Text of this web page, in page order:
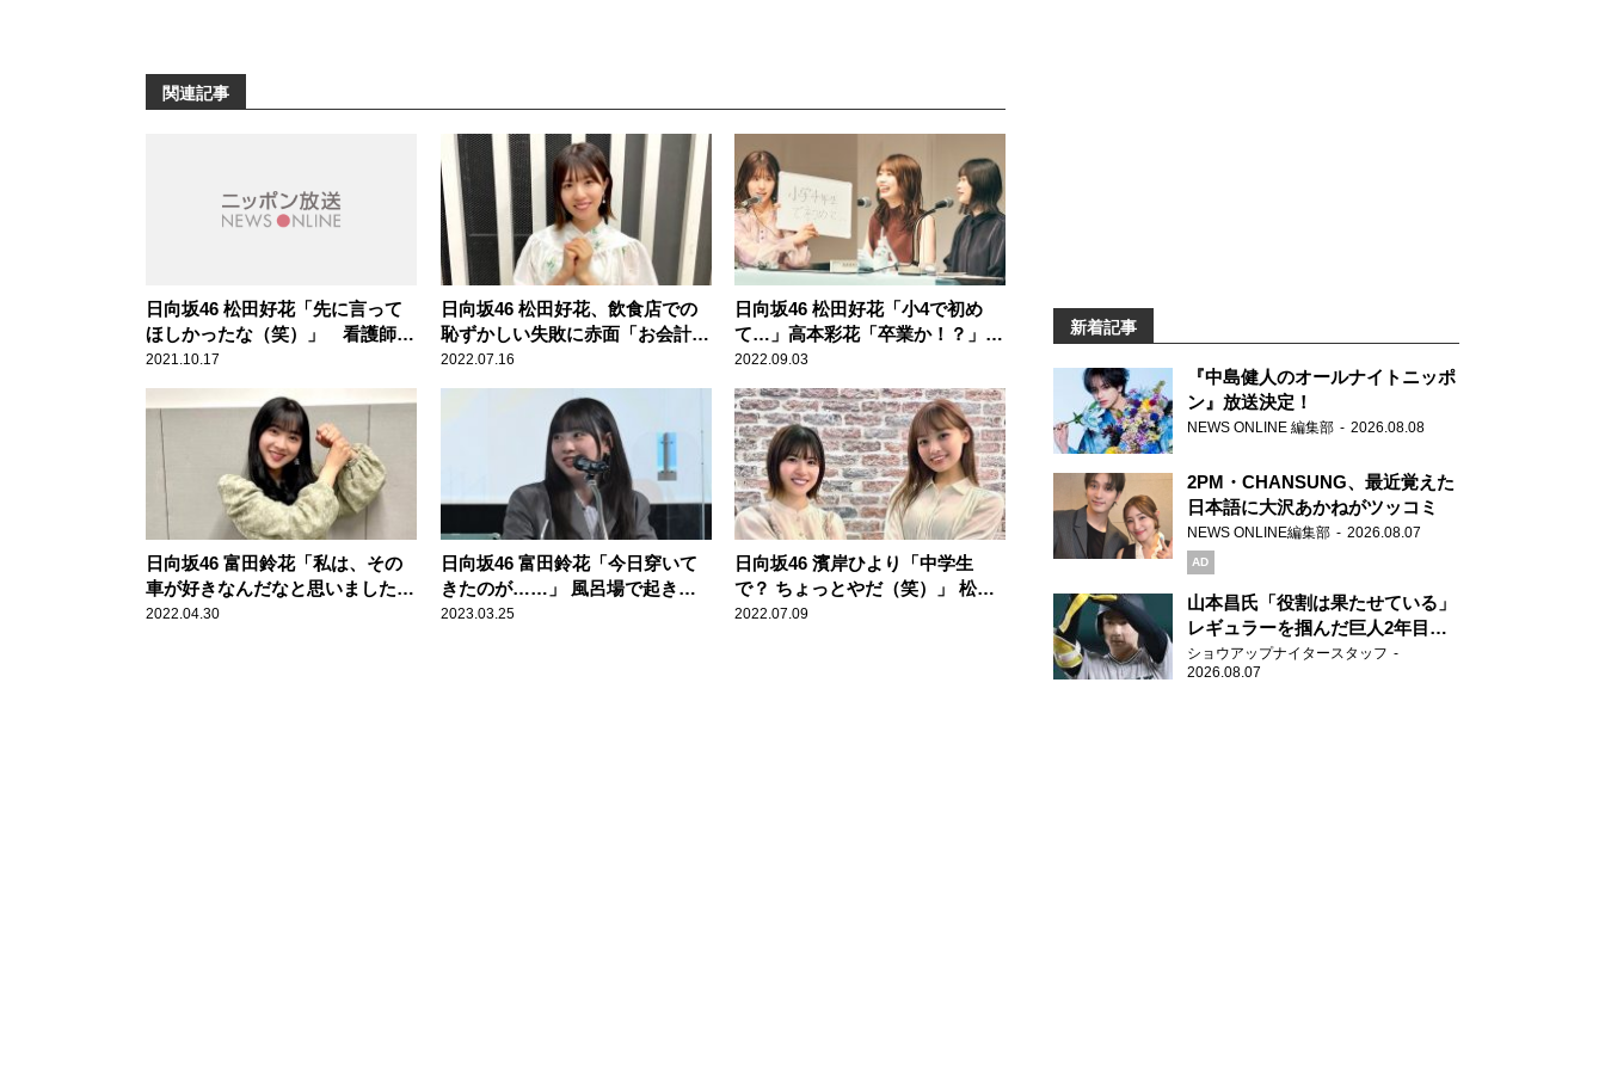
関連記事
日向坂46 松田好花「先に言って
ほしかったな（笑）」 看護師か
らの思わぬ“告白”で頭が真っ白に
なった顛末を明かす
2021.10.17
日向坂46 松田好花、飲食店での
恥ずかしい失敗に赤面「お会計し
ようとしたら店員さんが……」
2022.07.16
日向坂46 松田好花「小4で初め
て…」高本彩花「卒業か！？」髙
橋未来虹「初デート！」 どこに
も出してない新情報を続々公開の
『日向坂46松田好花の日向坂高校
放送部』公開収録イベントレポー
ト＜前編＞到着！
2022.09.03
日向坂46 富田鈴花「私は、その
車が好きなんだなと思いました」
高速道路でよく目につく車種を明
2022.04.30
日向坂46 富田鈴花「今日穿いて
きたのが……」 風呂場で起き
た“大惨事”を明かす
2023.03.25
日向坂46 濱岸ひより「中学生
で？ ちょっとやだ（笑）」 松田
好花が明かす中学生時代の恥ずか
2022.07.09
新着記事
『中島健人のオールナイトニッポ
ン』放送決定！
NEWS ONLINE 編集部 2026.08.08
2PM・CHANSUNG、最近覚えた
日本語に大沢あかねがツッコミ
NEWS ONLINE編集部 2026.08.07
AD
山本昌氏「役割は果たせている」
レギュラーを掴んだ巨人2年目の
新人王候補
ショウアップナイタースタッフ
2026.08.07